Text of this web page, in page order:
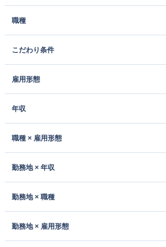
職種
こだわり条件
雇用形態
年収
職種 × 雇用形態
勤務地 × 年収
勤務地 × 職種
勤務地 × 雇用形態